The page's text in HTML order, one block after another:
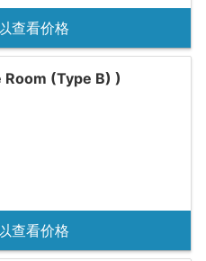
查看价格
(Type B) )
查看价格